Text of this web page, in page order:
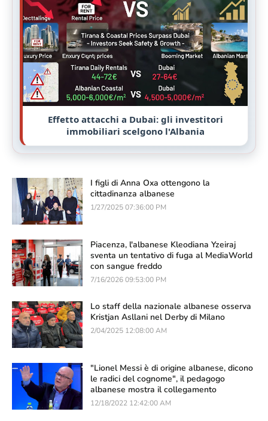
Effetto attacchi a Dubai: gli investitori
immobiliari scelgono l'Albania
I figli di Anna Oxa ottengono la
cittadinanza albanese
1/27/2025 07:36:00 PM
Piacenza, l'albanese Kleodiana Yzeiraj
sventa un tentativo di fuga al MediaWorld
con sangue freddo
7/16/2026 09:53:00 PM
Lo staff della nazionale albanese osserva
Kristjan Asllani nel Derby di Milano
2/04/2025 12:08:00 AM
"Lionel Messi è di origine albanese, dicono
le radici del cognome", il pedagogo
albanese mostra il collegamento
12/18/2022 12:42:00 AM